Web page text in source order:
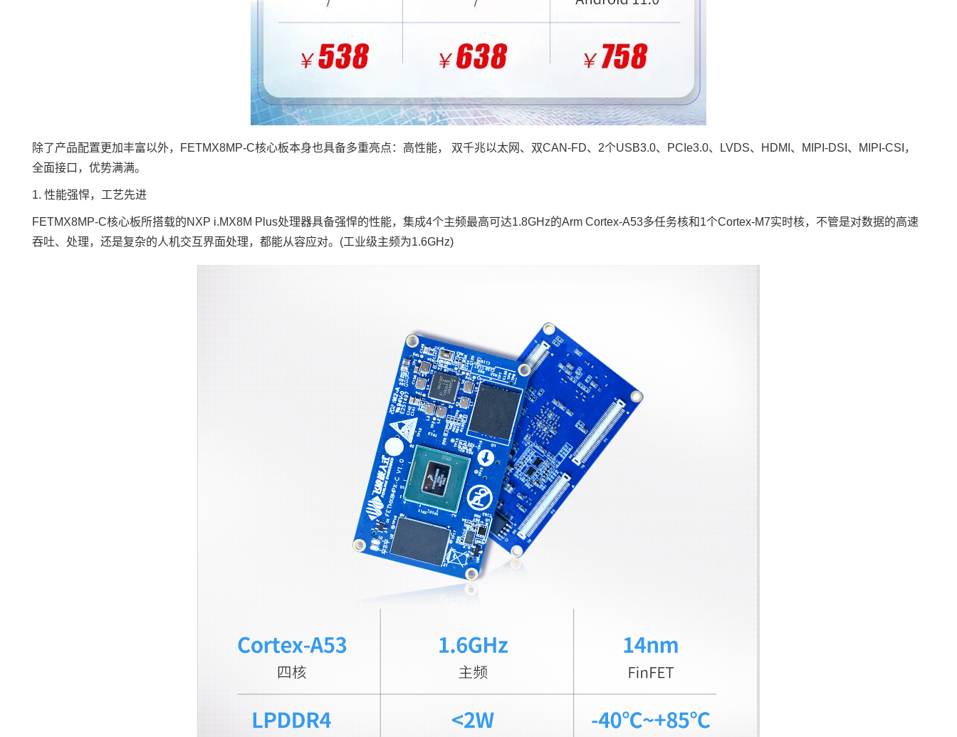
除了产品配置更加丰富以外，FETMX8MP-C核心板本身也具备多重亮点：高性能， 双千兆以太网、双CAN-FD、2个USB3.0、PCIe3.0、LVDS、HDMI、MIPI-DSI、MIPI-CSI，
全面接口，优势满满。
1. 性能强悍，工艺先进
FETMX8MP-C核心板所搭载的NXP i.MX8M Plus处理器具备强悍的性能，集成4个主频最高可达1.8GHz的ArmCortex-A53多任务核和1个Cortex-M7实时核，不管是对数据的高速
吞吐、处理，还是复杂的人机交互界面处理，都能从容应对。(工业级主频为1.6GHz)